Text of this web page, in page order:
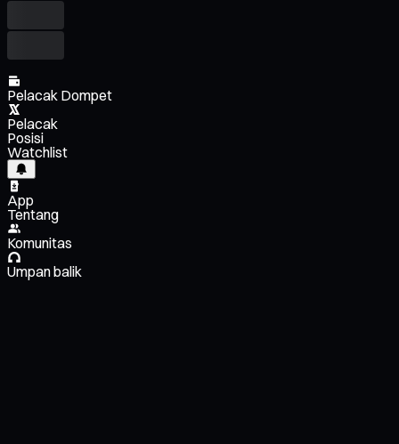
Pelacak Dompet
Pelacak
Posisi
Watchlist
App
Tentang
Komunitas
Umpan balik